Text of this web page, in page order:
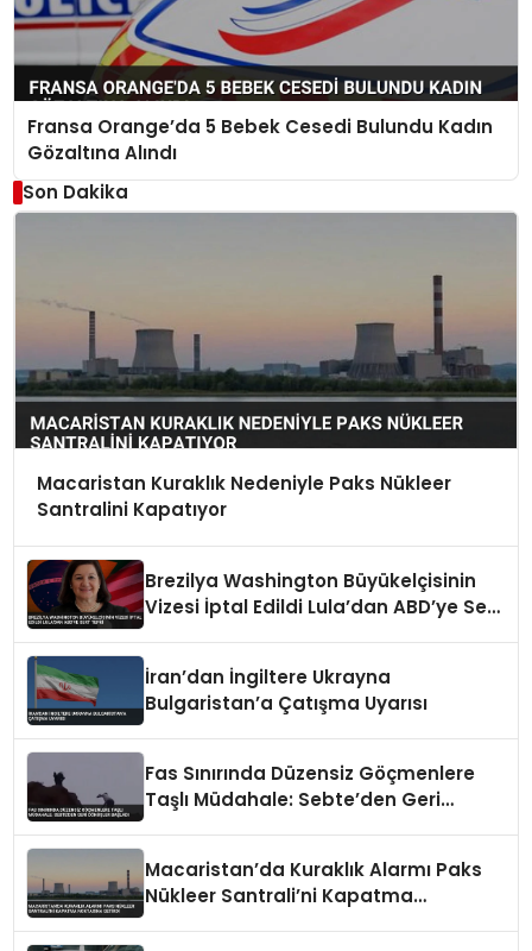
Fransa Orange’da 5 Bebek Cesedi Bulundu Kadın
Gözaltına Alındı
Son Dakika
Macaristan Kuraklık Nedeniyle Paks Nükleer
Santralini Kapatıyor
Brezilya Washington Büyükelçisinin
Vizesi İptal Edildi Lula’dan ABD’ye Sert
İran’dan İngiltere Ukrayna
Bulgaristan’a Çatışma Uyarısı
Fas Sınırında Düzensiz Göçmenlere
Taşlı Müdahale: Sebte’den Geri
Macaristan’da Kuraklık Alarmı Paks
Nükleer Santrali’ni Kapatma